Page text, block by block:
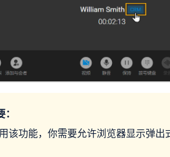
该功能，你需要允许浏览器显示弹出